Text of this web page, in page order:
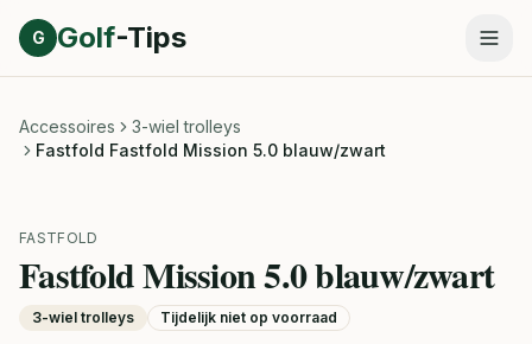
Direct naar inhoud
G Golf-Tips
Accessoires
3-wiel trolleys
Fastfold Fastfold Mission 5.0 blauw/zwart
FASTFOLD
Fastfold Mission 5.0 blauw/zwart
3-wiel trolleys Tijdelijk niet op voorraad